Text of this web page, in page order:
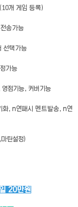
개 게임 등록)
송가능
선택가능
가능
점기능, 커버기능
화, n연패시 멘트발송, n연
틴설정)
20만원